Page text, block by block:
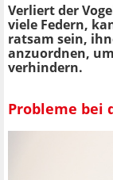
Verliert der
viele Federn,
ratsam sein,
anzuordnen,
verhindern.
Probleme bei